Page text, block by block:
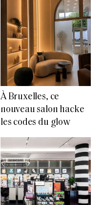
À Bruxelles, ce
nouveau salon hacke
les codes du glow